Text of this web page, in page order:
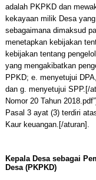
adalah PKPKD dan
kekayaan milik Desa
sebagaimana dimaksud
menetapkan kebijakan
kebijakan tentang
yang mengakibatkan
PPKD; e. menyetujui
dan g. menyetujui SPP.[/
Nomor 20 Tahun
Pasal 3 ayat (3) terdiri
Kaur keuangan.[/aturan].
Kepala Desa sebagai
Desa (PKPKD)